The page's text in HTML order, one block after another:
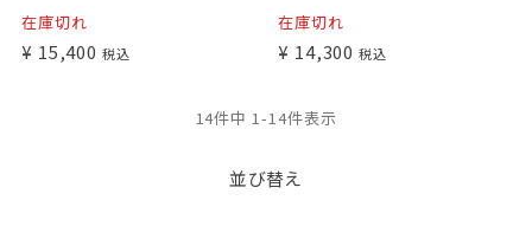
在庫切れ
¥ 15,400 税込
在庫切れ
¥ 14,300 税込
並び替え
14件中 1-14件表示